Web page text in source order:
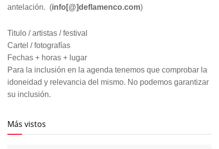
antelación. (info[@]deflamenco.com)
Titulo / artistas / festival
Cartel / fotografías
Fechas + horas + lugar
Para la inclusión en la agenda tenemos que comprobar la
idoneidad y relevancia del mismo. No podemos garantizar
su inclusión.
Más vistos